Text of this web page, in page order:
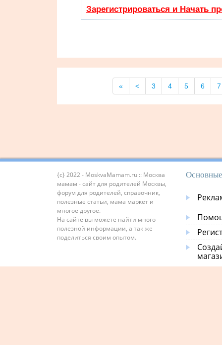
Зарегистрироваться и Начать
« < 3 4 5 6 7
{c} 2022 - MoskvaMamam.ru :: Москва
мамам - сайт для родителей Москвы,
форум для родителей, справочник,
полезные статьи, мама маркет и
многое другое.
На сайте вы можете найти много
полезной информации, а так же
поделиться своим опытом.